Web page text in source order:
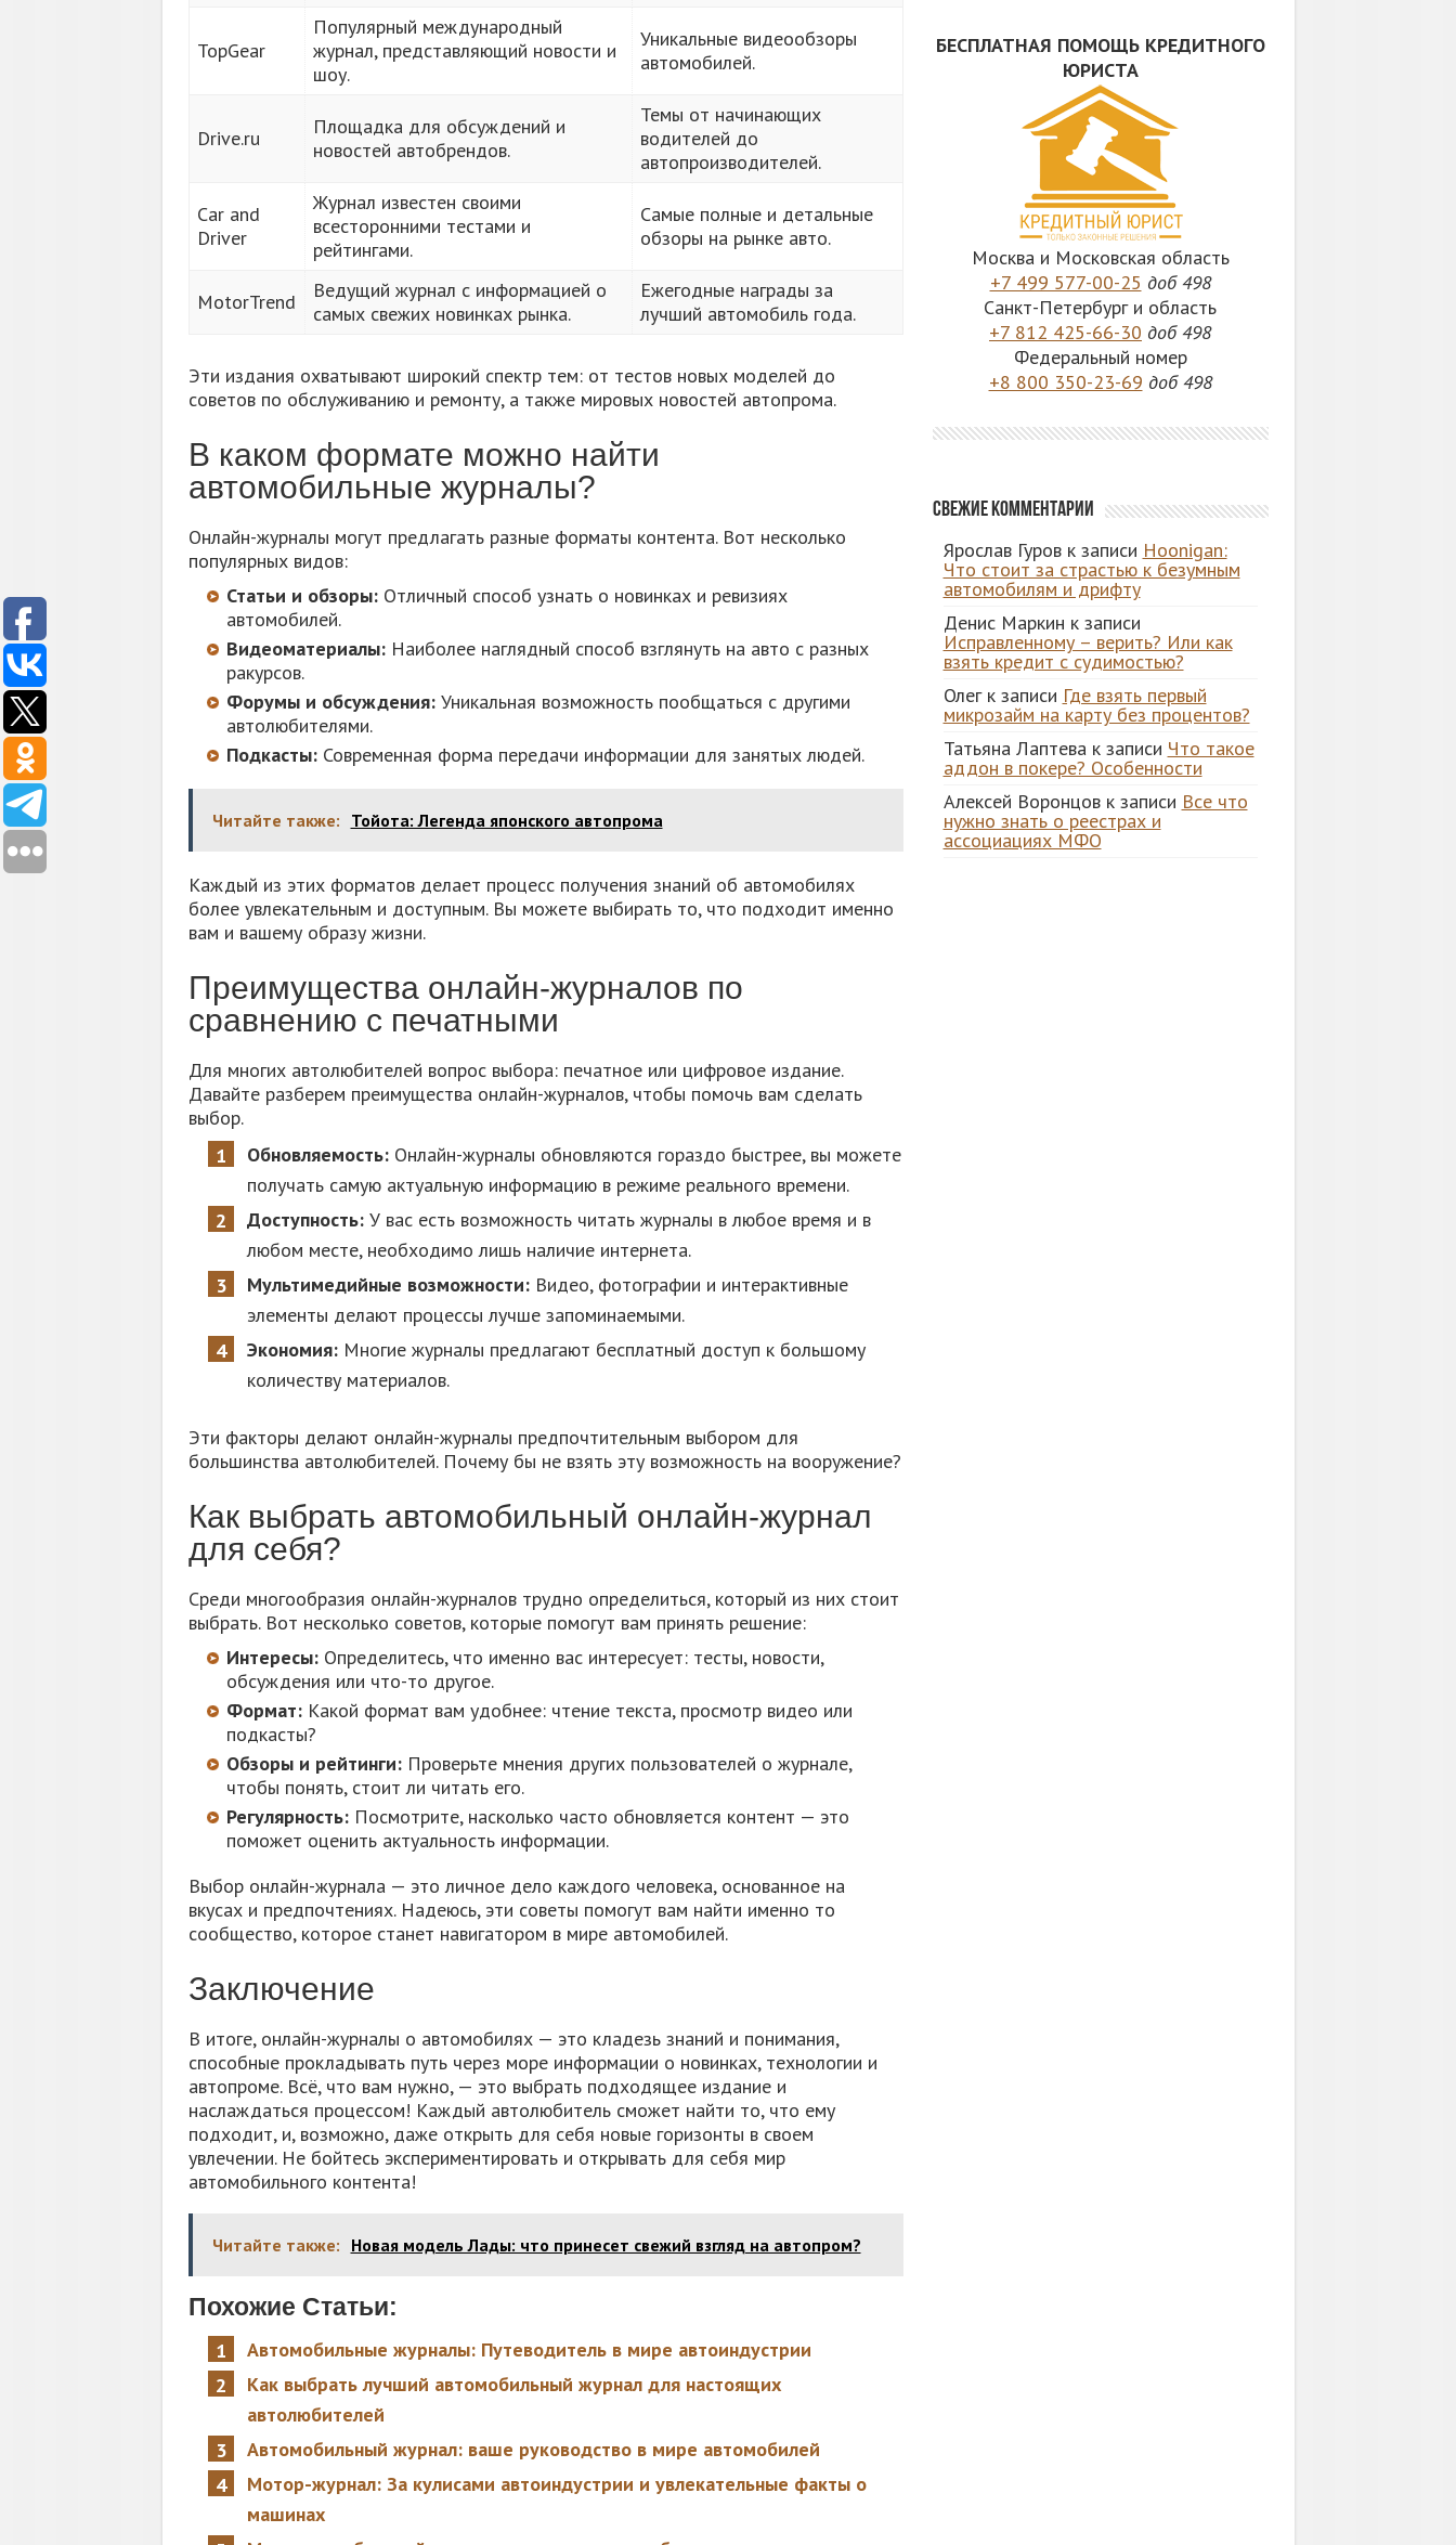
TopGear
Популярный международный
журнал, представляющий новости и
шоу.
Уникальные видеообзоры
автомобилей.
Drive.ru
Площадка для обсуждений и
новостей автобрендов.
Темы от начинающих
водителей до
автопроизводителей.
Car and
Driver
Журнал известен своими
всесторонними тестами и
рейтингами.
Самые полные и детальные
обзоры на рынке авто.
MotorTrend
Ведущий журнал с информацией о
самых свежих новинках рынка.
Ежегодные награды за
лучший автомобиль года.
Эти издания охватывают широкий спектр тем: от тестов новых моделей до
советов по обслуживанию и ремонту, а также мировых новостей автопрома.
В каком формате можно найти
автомобильные журналы?
Онлайн-журналы могут предлагать разные форматы контента. Вот несколько
популярных видов:
Статьи и обзоры:Отличный способ узнать о новинках и ревизиях
автомобилей.
Видеоматериалы:Наиболее наглядный способ взглянуть на авто с разных
ракурсов.
Форумы и обсуждения:Уникальная возможность пообщаться с другими
автолюбителями.
Подкасты:Современная форма передачи информации для занятых людей.
Читайте также: Тойота: Легенда японского автопрома
Каждый из этих форматов делает процесс получения знаний об автомобилях
более увлекательным и доступным. Вы можете выбирать то, что подходит именно
вам и вашему образу жизни.
Преимущества онлайн-журналов по
сравнению с печатными
Для многих автолюбителей вопрос выбора: печатное или цифровое издание.
Давайте разберем преимущества онлайн-журналов, чтобы помочь вам сделать
выбор.
Обновляемость:Онлайн-журналы обновляются гораздо быстрее, вы можете
получать самую актуальную информацию в режиме реального времени.
Доступность:У вас есть возможность читать журналы в любое время и в
любом месте, необходимо лишь наличие интернета.
Мультимедийные возможности:Видео, фотографии и интерактивные
элементы делают процессы лучше запоминаемыми.
Экономия:Многие журналы предлагают бесплатный доступ к большому
количеству материалов.
Эти факторы делают онлайн-журналы предпочтительным выбором для
большинства автолюбителей. Почему бы не взять эту возможность на вооружение?
Как выбрать автомобильный онлайн-журнал
для себя?
Среди многообразия онлайн-журналов трудно определиться, который из них стоит
выбрать. Вот несколько советов, которые помогут вам принять решение:
Интересы:Определитесь, что именно вас интересует: тесты, новости,
обсуждения или что-то другое.
Формат:Какой формат вам удобнее: чтение текста, просмотр видео или
подкасты?
Обзоры и рейтинги:Проверьте мнения других пользователей о журнале,
чтобы понять, стоит ли читать его.
Регулярность:Посмотрите, насколько часто обновляется контент — это
поможет оценить актуальность информации.
Выбор онлайн-журнала — это личное дело каждого человека, основанное на
вкусах и предпочтениях. Надеюсь, эти советы помогут вам найти именно то
сообщество, которое станет навигатором в мире автомобилей.
Заключение
В итоге, онлайн-журналы о автомобилях — это кладезь знаний и понимания,
способные прокладывать путь через море информации о новинках, технологии и
автопроме. Всё, что вам нужно, — это выбрать подходящее издание и
наслаждаться процессом! Каждый автолюбитель сможет найти то, что ему
подходит, и, возможно, даже открыть для себя новые горизонты в своем
увлечении. Не бойтесь экспериментировать и открывать для себя мир
автомобильного контента!
Читайте также: Новая модель Лады: что принесет свежий взгляд на автопром?
Похожие Статьи:
Автомобильные журналы: Путеводитель в мире автоиндустрии
Как выбрать лучший автомобильный журнал для настоящих
автолюбителей
Автомобильный журнал: ваше руководство в мире автомобилей
Мотор-журнал: За кулисами автоиндустрии и увлекательные факты о
машинах
БЕСПЛАТНАЯ ПОМОЩЬ КРЕДИТНОГО
ЮРИСТА
Москва и Московская область
+7 499 577-00-25 доб 498
Санкт-Петербург и область
+7 812 425-66-30 доб 498
Федеральный номер
+8 800 350-23-69 доб 498
Свежие комментарии
Ярослав Гуровк записи Hoonigan:
Что стоит за страстью к безумным
автомобилям и дрифту
Денис Маркин к записи
Исправленному – верить? Или как
взять кредит с судимостью?
Олегк записи Где взять первый
микрозайм на карту без процентов?
Татьяна Лаптевак записи Что такое
аддон в покере? Особенности
Алексей Воронцовк записи Все что
нужно знать о реестрах и
ассоциациях МФО